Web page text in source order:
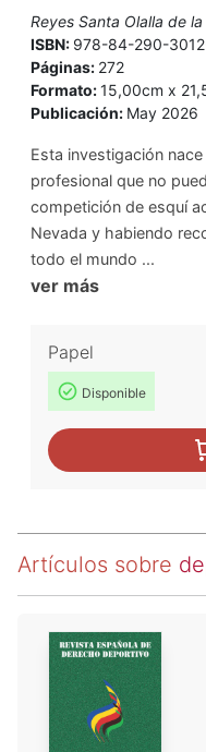
Reyes Santa Olalla de
ISBN: 978-84-290-
Páginas: 272
Formato:15,00cm x
Publicación: May 2026
Esta investigación
profesional que no
competición de esquí
Nevada y habiendo
todo el mundo ...
ver más
Papel
Disponible
Artículos sobre